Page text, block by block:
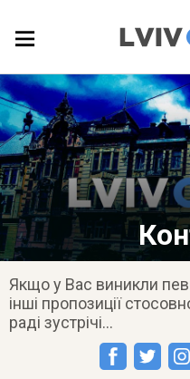
ЛОКАЦІЇ
ПУБЛІКАЦІЇ
ДОВІДКА
Якщо у Вас виникли
інші пропозиції
раді зустрічі…